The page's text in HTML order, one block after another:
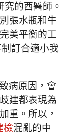
究的西醫師。
張水瓶和牛
美平衡的工
制訂合適小我
病原因，會
建都表現為
重。所以，
檢混亂的中